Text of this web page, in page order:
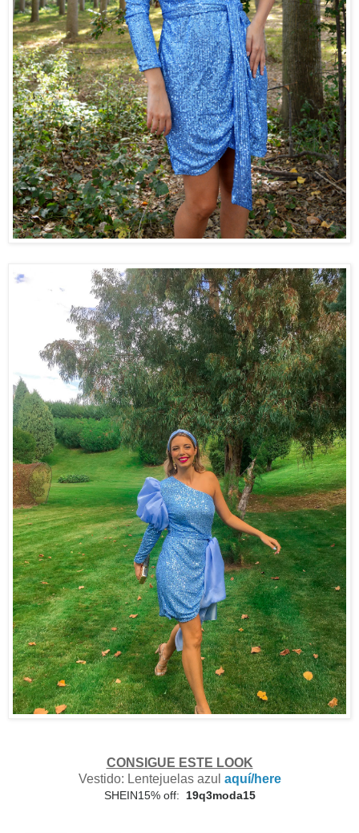
CONSIGUE ESTE LOOK
Vestido: Lentejuelas azul aquí/here
SHEIN15% off: 19q3moda15